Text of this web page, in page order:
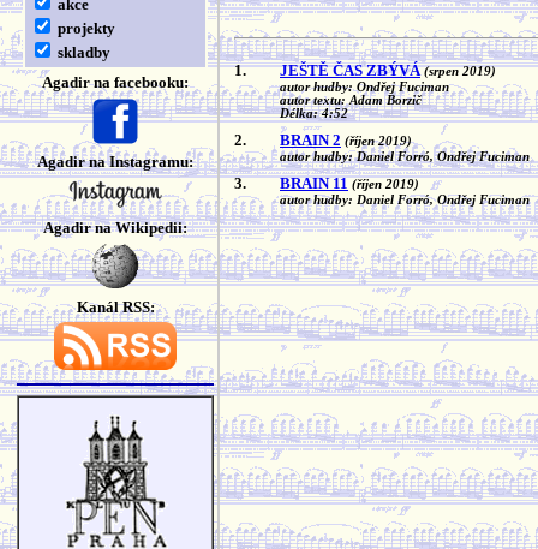
akce
projekty
skladby
Agadir na facebooku:
Agadir na Instagramu:
Agadir na Wikipedii:
Kanál RSS:
1. JEŠTĚ ČAS ZBÝVÁ (srpen 2019)
autor hudby: Ondřej Fuciman
autor textu: Adam Borzič
Délka: 4:52
2. BRAIN 2 (říjen 2019)
autor hudby: Daniel Forró, Ondřej Fuciman
3. BRAIN 11 (říjen 2019)
autor hudby: Daniel Forró, Ondřej Fuciman